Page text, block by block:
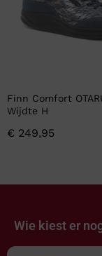
Finn Comfort
Wijdte H
€ 249,95
Wie kiest er